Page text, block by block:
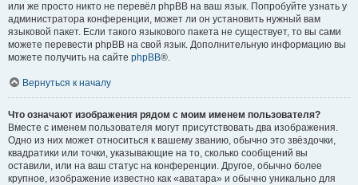
или же просто никто не перевёл phpBB на ваш язык. Попробуйте узнать у
администратора конференции, может ли он установить нужный вам
языковой пакет. Если такого языкового пакета не существует, то вы сами
можете перевести phpBB на свой язык. Дополнительную информацию вы
можете получить на сайте phpBB®.
Вернуться к началу
Что означают изображения рядом с моим именем пользователя?
Вместе с именем пользователя могут присутствовать два изображения.
Одно из них может относиться к вашему званию, обычно это звёздочки,
квадратики или точки, указывающие на то, сколько сообщений вы
оставили, или на ваш статус на конференции. Другое, обычно более
крупное, изображение известно как «аватара» и обычно уникально для